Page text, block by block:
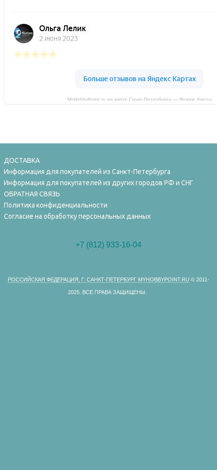
MyHobbyPoint.ru на карте Санкт‑Петербурга — Яндекс Карты
ДОСТАВКА
Информация для покупателей из Санкт-Петербурга
Информация для покупателей из других городов РФ и СНГ
ОБРАТНАЯ СВЯЗЬ
Политика конфиденциальности
Согласие на обработку персональных данных
+7 (812) 933-16-04
РОССИЙСКАЯ ФЕДЕРАЦИЯ, Г. САНКТ-ПЕТЕРБУРГ MYHOBBYPOINT.RU © 2011-
2025. ВСЕ ПРАВА ЗАЩИЩЕНЫ.